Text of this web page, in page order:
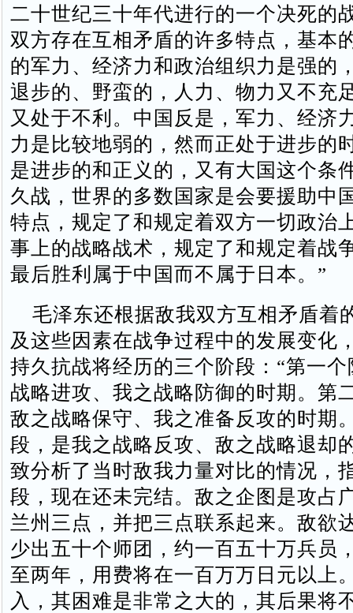
二十世纪三十年代进行的一个决死的
双方存在互相矛盾的许多特点，基本
的军力、经济力和政治组织力是强的
退步的、野蛮的，人力、物力又不充
又处于不利。中国反是，军力、经济
力是比较地弱的，然而正处于进步的
是进步的和正义的，又有大国这个条
久战，世界的多数国家是会要援助中
特点，规定了和规定着双方一切政治
事上的战略战术，规定了和规定着战
最后胜利属于中国而不属于日本。”
毛泽东还根据敌我双方互相矛盾着
及这些因素在战争过程中的发展变化
持久抗战将经历的三个阶段：“第一
战略进攻、我之战略防御的时期。第
敌之战略保守、我之准备反攻的时期
段，是我之战略反攻、敌之战略退却
致分析了当时敌我力量对比的情况，
段，现在还未完结。敌之企图是攻占
兰州三点，并把三点联系起来。敌欲
少出五十个师团，约一百五十万兵员
至两年，用费将在一百万万日元以上
入，其困难是非常之大的，其后果将